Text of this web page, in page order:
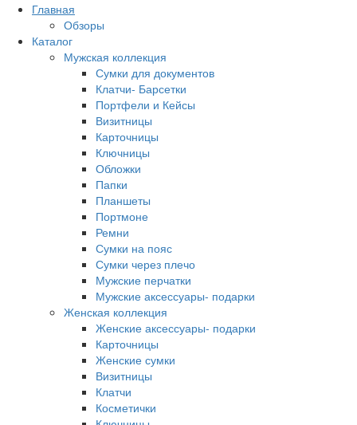
Главная
Обзоры
Каталог
Мужская коллекция
Сумки для документов
Клатчи- Барсетки
Портфели и Кейсы
Визитницы
Карточницы
Ключницы
Обложки
Папки
Планшеты
Портмоне
Ремни
Сумки на пояс
Сумки через плечо
Мужские перчатки
Мужские аксессуары- подарки
Женская коллекция
Женские аксессуары- подарки
Карточницы
Женские сумки
Визитницы
Клатчи
Косметички